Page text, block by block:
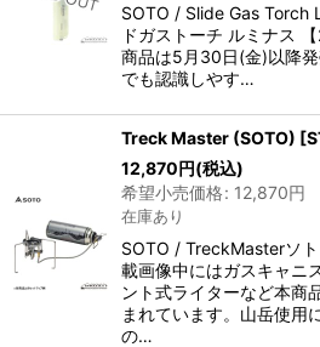
SOTO / Slide Gas Torch
ドガストーチ ルミナス
商品は5月30日(金)以降
でも認識しやす…
Treck Master (SOTO) [
12,870円(税込)
希望小売価格: 12,870円
在庫あり
SOTO / TreckMasterソ
載画像中にはガスキャニ
ント式ライターなど本商
まれています。山岳使用
の…